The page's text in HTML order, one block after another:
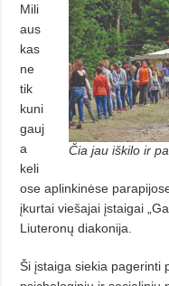
Čia jau iškilo ir
Mili
aus
kas
ne
tik
kuni
gauj
a
keli
ose aplinkinėse
įkurtai viešajai įstaigai
Liuteronų diakonija.
Ši įstaiga siekia pagerinti